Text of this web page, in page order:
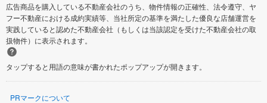
広告商品を購入している不動産会社のうち、物件情報の正確性、法令遵守、ヤ
フー不動産における成約実績等、当社所定の基準を満たした優良な店舗運営を
実践していると認めた不動産会社（もしくは当該認定を受けた不動産会社の取
扱物件）に表示されます。
タップすると用語の意味が書かれたポップアップが開きます。
PRマークについて